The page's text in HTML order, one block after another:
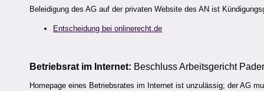
Beleidigung des AG auf der privaten Website des AN ist
Entscheidung bei onlinerecht.de
Betriebsrat im Internet: Beschluss Arbeitsgericht
Homepage eines Betriebsrates im Internet ist unzulässig; der AG